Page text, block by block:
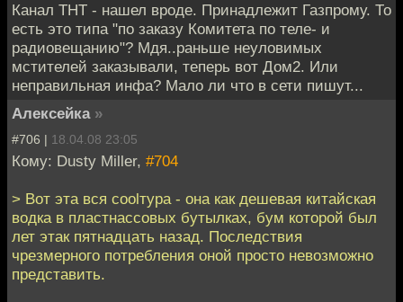
Канал ТНТ - нашел вроде. Принадлежит Газпрому. То
есть это типа "по заказу Комитета по теле- и
радиовещанию"? Мдя..раньше неуловимых
мстителей заказывали, теперь вот Дом2. Или
неправильная инфа? Мало ли что в сети пишут...
Алексейка »
#706 | 18.04.08 23:05
Кому: Dusty Miller, #704
> Вот эта вся coolтура - она как дешевая китайская
водка в пластнассовых бутылках, бум которой был
лет этак пятнадцать назад. Последствия
чрезмерного потребления оной просто невозможно
представить.